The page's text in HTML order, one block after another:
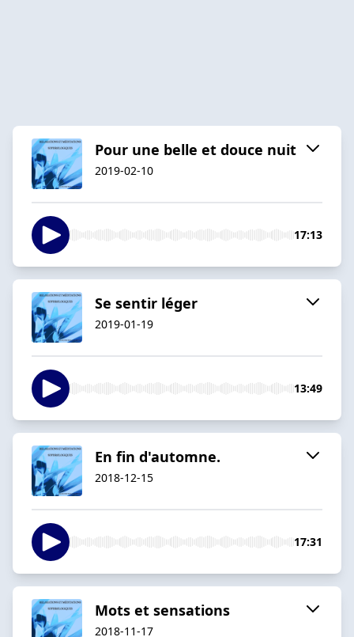
Pour une belle et douce nuit
2019-02-10
17:13
Se sentir léger
2019-01-19
13:49
En fin d'automne.
2018-12-15
17:31
Mots et sensations
2018-11-17